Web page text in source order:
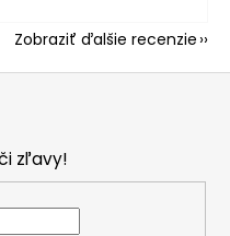
Zobraziť ďalšie recenzie
zľavy!